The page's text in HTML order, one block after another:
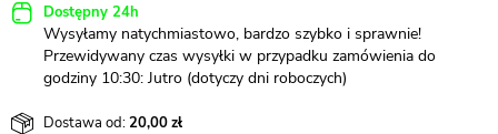
Dostępny 24h
Wysyłamy natychmiastowo, bardzo szybko i sprawnie!
Przewidywany czas wysyłki w przypadku zamówienia do
godziny 10:30: Jutro (dotyczy dni roboczych)
Dostawa od:20,00